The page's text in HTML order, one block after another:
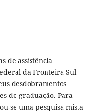
de assistência
da Fronteira Sul
desdobramentos
de graduação. Para
se uma pesquisa mista